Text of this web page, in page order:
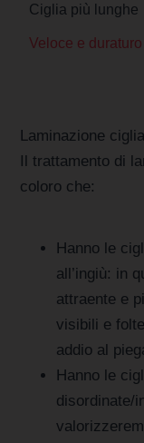
Ciglia più lunghe
Veloce e duraturo
Laminazione
Il trattamento di
coloro che:
Hanno le
all’ingiù: in
attraente e
visibili e
addio al
Hanno le
disordinate/